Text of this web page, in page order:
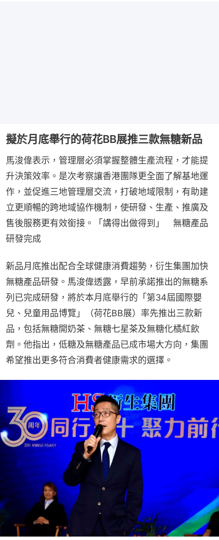
擬於月底舉行的荷花BB展推三款無糖新品
馬浚偉表示，管理層必須掌握整體生產流程，才能提
升決策效率。是次考察讓香港團隊更全面了解基地運
作，並促進三地管理層交流，打破地域限制，有助建
立更順暢的跨地域協作機制，使研發、生產、推廣及
售後服務更有效銜接。「講得出做得到」　無糖產品
研發完成
新品月底推出配合全球健康消費趨勢，衍生集團加快
無糖產品研發。馬浚偉透露，早前承諾推出的無糖系
列已完成研發，將於本月底舉行的「第34屆國際嬰
兒、兒童用品博覽」（荷花BB展）率先推出三款新
品，包括無糖開奶茶、無糖七星茶及無糖化橘紅飲
劑。他指出，低糖及無糖產品已成市場大方向，集團
希望推出更多符合消費者健康需求的選擇。